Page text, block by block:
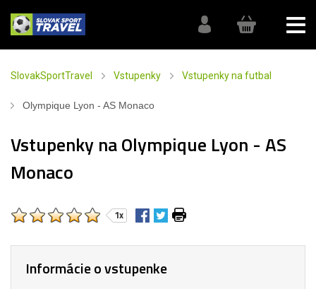
SlovakSportTravel Vstupenky Vstupenky na futbal
Olympique Lyon - AS Monaco
Vstupenky na Olympique Lyon - AS
Monaco
1x
Informácie o vstupenke